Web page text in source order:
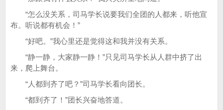
“怎么没关系，司马学长说要我们全团的人都来，听他宣
布。听说都有机会！”
“好吧。”我心里还是觉得这和我并没有关系。
“静一静，大家静一静！”只见司马学长从人群中挤了出
来，爬上舞台。
“人都到齐了吧？”司马学长看向团长。
“都到齐了！”团长兴奋地答道。